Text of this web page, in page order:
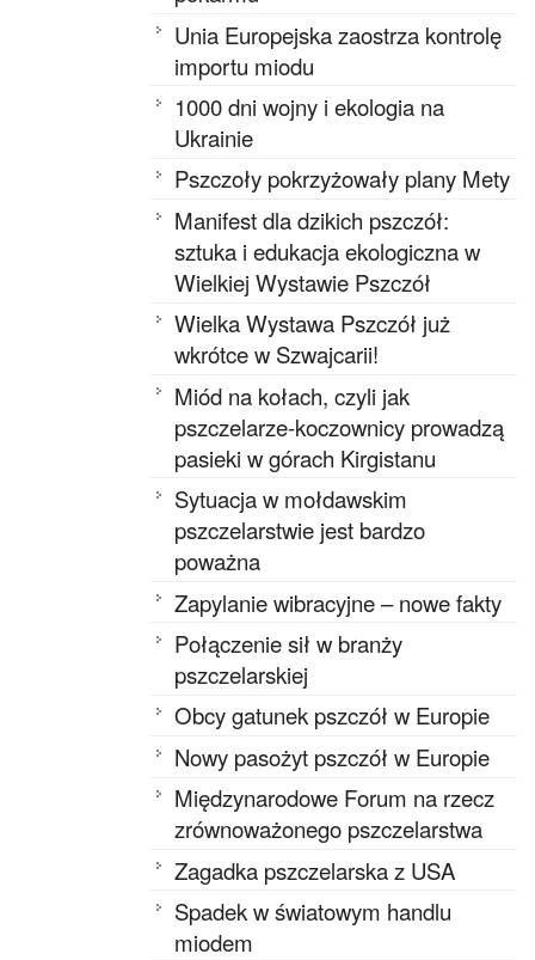
Unia Europejska zaostrza kontrolę
importu miodu
1000 dni wojny i ekologia na
Ukrainie
Pszczoły pokrzyżowały plany Mety
Manifest dla dzikich pszczół:
sztuka i edukacja ekologiczna w
Wielkiej Wystawie Pszczół
Wielka Wystawa Pszczół już
wkrótce w Szwajcarii!
Miód na kołach, czyli jak
pszczelarze-koczownicy prowadzą
pasieki w górach Kirgistanu
Sytuacja w mołdawskim
pszczelarstwie jest bardzo
poważna
Zapylanie wibracyjne – nowe fakty
Połączenie sił w branży
pszczelarskiej
Obcy gatunek pszczół w Europie
Nowy pasożyt pszczół w Europie
Międzynarodowe Forum na rzecz
zrównoważonego pszczelarstwa
Zagadka pszczelarska z USA
Spadek w światowym handlu
miodem